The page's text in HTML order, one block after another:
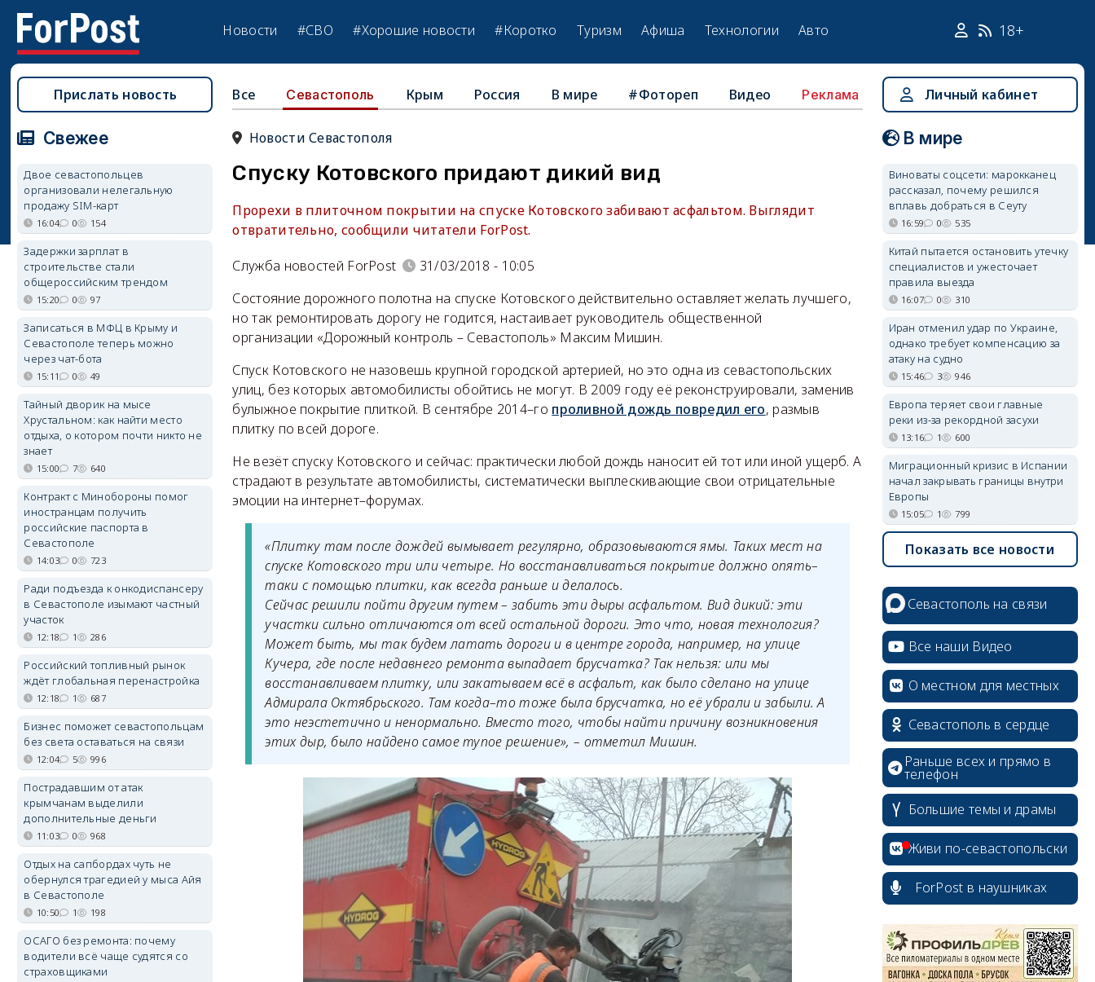
Новости #СВО #Хорошие новости #Коротко Туризм Афиша Технологии Авто 18+
Все Севастополь Крым Россия В мире #Фотореп Видео Реклама
Новости Севастополя
Спуску Котовского придают дикий вид
Прорехи в плиточном покрытии на спуске Котовского забивают асфальтом. Выглядит
отвратительно, сообщили читатели ForPost.
Служба новостей ForPost
31/03/2018 - 10:05
Состояние дорожного полотна на спуске Котовского действительно оставляет желать лучшего,
но так ремонтировать дорогу не годится, настаивает руководитель общественной
организации «Дорожный контроль – Севастополь» Максим Мишин.
Спуск Котовского не назовешь крупной городской артерией, но это одна из севастопольских
улиц, без которых автомобилисты обойтись не могут. В 2009 году её реконструировали, заменив
булыжное покрытие плиткой. В сентябре 2014–го проливной дождь повредил его, размыв
плитку по всей дороге.
Не везёт спуску Котовского и сейчас: практически любой дождь наносит ей тот или иной ущерб. А
страдают в результате автомобилисты, систематически выплескивающие свои отрицательные
эмоции на интернет–форумах.
«Плитку там после дождей вымывает регулярно, образовываются ямы. Таких мест на
спуске Котовского три или четыре. Но восстанавливаться покрытие должно опять–
таки с помощью плитки, как всегда раньше и делалось.
Сейчас решили пойти другим путем – забить эти дыры асфальтом. Вид дикий: эти
участки сильно отличаются от всей остальной дороги. Это что, новая технология?
Может быть, мы так будем латать дороги и в центре города, например, на улице
Кучера, где после недавнего ремонта выпадает брусчатка? Так нельзя: или мы
восстанавливаем плитку, или закатываем всё в асфальт, как было сделано на улице
Адмирала Октябрьского. Там когда–то тоже была брусчатка, но её убрали и забыли. А
это неэстетично и ненормально. Вместо того, чтобы найти причину возникновения
этих дыр, было найдено самое тупое решение», – отметил Мишин.
Прислать новость
Свежее
Двое севастопольцев
организовали нелегальную
продажу SIM-карт
16:04 0 154
Задержки зарплат в
строительстве стали
общероссийским трендом
15:20 0 97
Записаться в МФЦ в Крыму и
Севастополе теперь можно
через чат-бота
15:11 0 49
Тайный дворик на мысе
Хрустальном: как найти место
отдыха, о котором почти никто не
знает
15:00 7 640
Контракт с Минобороны помог
иностранцам получить
российские паспорта в
Севастополе
14:03 0 723
Ради подъезда к онкодиспансеру
в Севастополе изымают частный
участок
12:18 1 286
Российский топливный рынок
ждёт глобальная перенастройка
12:18 1 687
Бизнес поможет севастопольцам
без света оставаться на связи
12:04 5 996
Пострадавшим от атак
крымчанам выделили
дополнительные деньги
11:03 0 968
Отдых на сапбордах чуть не
обернулся трагедией у мыса Айя
в Севастополе
10:50 1 198
ОСАГО без ремонта: почему
водители всё чаще судятся со
страховщиками
Личный кабинет
В мире
Виноваты соцсети: марокканец
рассказал, почему решился
вплавь добраться в Сеуту
16:59 0 535
Китай пытается остановить утечку
специалистов и ужесточает
правила выезда
16:07 0 310
Иран отменил удар по Украине,
однако требует компенсацию за
атаку на судно
15:46 3 946
Европа теряет свои главные
реки из-за рекордной засухи
13:16 1 600
Миграционный кризис в Испании
начал закрывать границы внутри
Европы
15:05 1 799
Показать все новости
Севастополь на связи
Все наши Видео
О местном для местных
Севастополь в сердце
Раньше всех и прямо в
телефон
Большие темы и драмы
Живи по-севастопольски
ForPost в наушниках